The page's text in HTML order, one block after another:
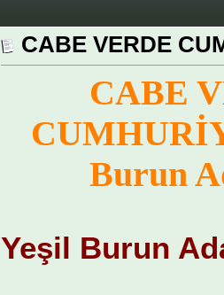
CABE VERDE
CABE
Burun
Yeşil Burun